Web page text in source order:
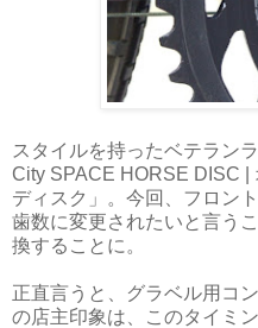
スタイルを持ったベテラン
City SPACE HORSE DISC |
ディスク」。今回、フロン
歯数に変更されたいと言う
換することに。
正直言うと、グラベル用コ
の店主印象は、このタイミ